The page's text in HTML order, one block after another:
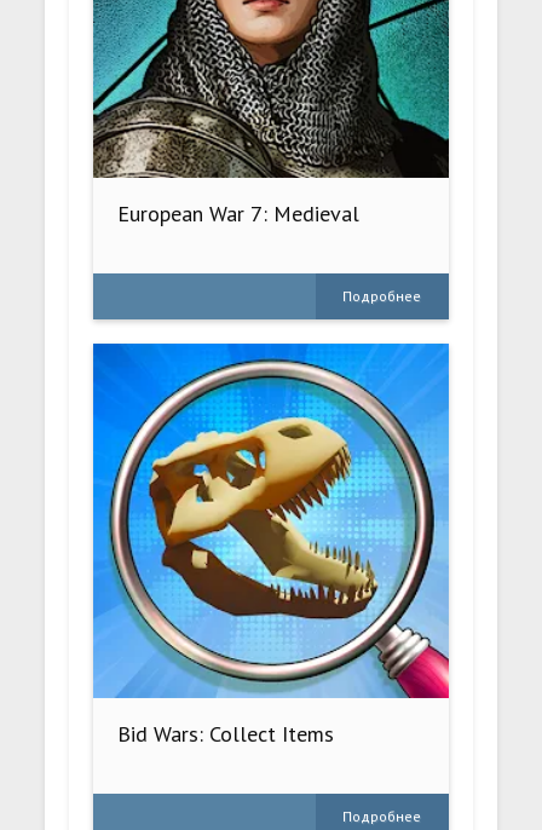
European War 7: Medieval
Подробнее
Bid Wars: Collect Items
Подробнее